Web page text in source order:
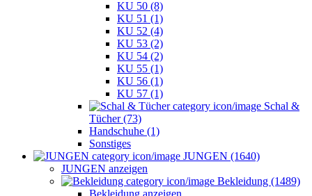
KU 50 (8)
KU 51 (1)
KU 52 (4)
KU 53 (2)
KU 54 (2)
KU 55 (1)
KU 56 (1)
KU 57 (1)
Schal &
Tücher (73)
Handschuhe (1)
Sonstiges
JUNGEN (1640)
JUNGEN anzeigen
Bekleidung (1489)
Bekleidung anzeigen